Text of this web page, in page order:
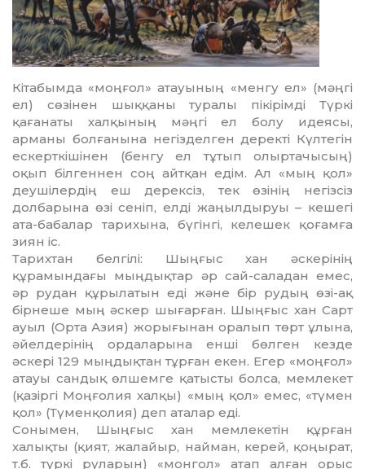
Кітабымда «моңғол» атауының «менгу ел» (мәңгі
ел) сөзінен шыққаны туралы пікірімді Түркі
қағанаты халқының мәңгі ел болу идеясы,
арманы болғанына негіз­делген деректі Күлтегін
ескерткішінен (бенгу ел тұтып олыртачысың)
оқып білген­нен соң айтқан едім. Ал «мың қол»
деушілердің еш дерексіз, тек өзінің негіз­сіз
долбарына өзі сеніп, елді жаңылдыруы – кешегі
ата-бабалар тарихына, бүгінгі, келешек қоғамға
зиян іс.
Тарихтан белгілі: Шыңғыс хан әскерінің
құрамындағы мыңдықтар әр сай-саладан емес,
әр рудан құрылатын еді және бір рудың өзі-ақ
бірнеше мың әскер шығарған. Шыңғыс хан Сарт
ауыл (Орта Азия) жорығынан оралып төрт ұлына,
әйелдерінің ордаларына енші бөлген кезде
әскері 129 мыңдықтан тұрған екен. Егер «моңғол»
атауы сандық өлшемге қатысты болса, мемлекет
(қазіргі Моңғолия халқы) «мың қол» емес, «түмен
қол» (Түменқолия) деп аталар еді.
Сонымен, Шыңғыс хан мемлекетін құрған
халықты (қият, жалайыр, найман, керей, қоңырат,
т.б. түркі руларын) «монгол» атап алған орыс